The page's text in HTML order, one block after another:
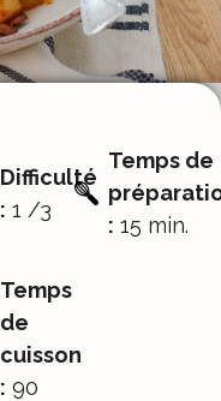
Difficulté
: 1 /3
Temps de
: 15 min.
Temps
de
cuisson
: 90